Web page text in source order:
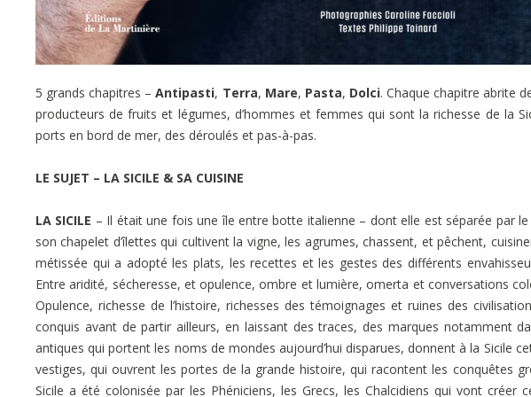
5 grands chapitres – Antipasti, Terra, Mare, Pasta, Dolci. Chaque chapitre abrite
producteurs de fruits et légumes, d’hommes et femmes qui sont la richesse de la
ports en bord de mer, des déroulés et pas-à-pas.
LE SUJET – LA SICILE & SA CUISINE
LA SICILE – Il était une fois une île entre botte italienne – dont elle est séparée par
son chapelet d’îlettes qui cultivent la vigne, les agrumes, chassent, et pêchent,
métissée qui a adopté les plats, les recettes et les gestes des différents
Entre aridité, sécheresse, et opulence, ombre et lumière, omerta et conversations
Opulence, richesse de l’histoire, richesses des témoignages et ruines des
conquis avant de partir ailleurs, en laissant des traces, des marques notamment
antiques qui portent les noms de mondes aujourd’hui disparues, donnent à la Sicile
vestiges, qui ouvrent les portes de la grande histoire, qui racontent les conquêtes
Sicile a été colonisée par les Phéniciens, les Grecs, les Chalcidiens qui vont créer